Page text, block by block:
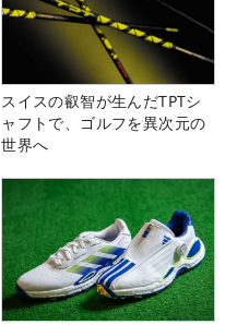
スイスの叡智が生んだTPTシ
ャフトで、ゴルフを異次元の
世界へ